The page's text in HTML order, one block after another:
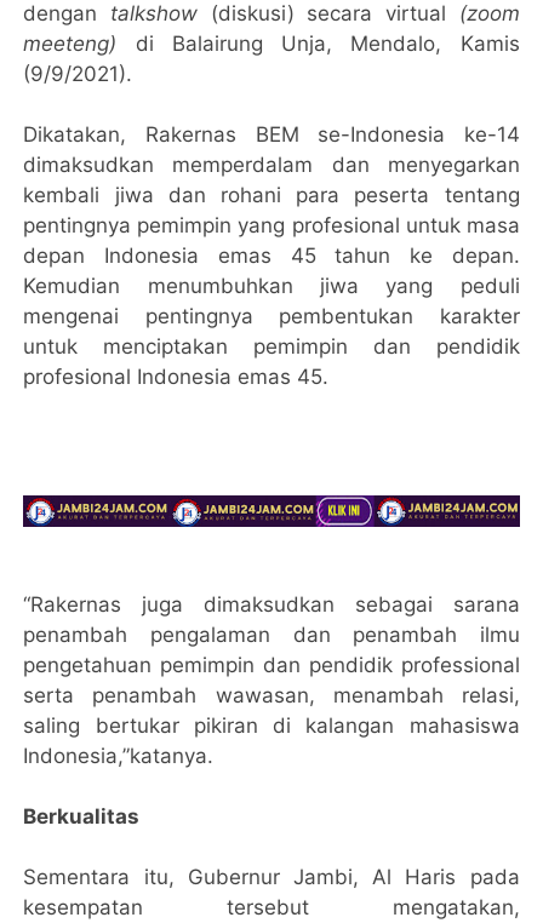
dengan talkshow (diskusi) secara virtual (zoom
meeteng) di Balairung Unja, Mendalo, Kamis
(9/9/2021).
Dikatakan, Rakernas BEM se-Indonesia ke-14
dimaksudkan memperdalam dan menyegarkan
kembali jiwa dan rohani para peserta tentang
pentingnya pemimpin yang profesional untuk masa
depan Indonesia emas 45 tahun ke depan.
Kemudian menumbuhkan jiwa yang peduli
mengenai pentingnya pembentukan karakter
untuk menciptakan pemimpin dan pendidik
profesional Indonesia emas 45.
“Rakernas juga dimaksudkan sebagai sarana
penambah pengalaman dan penambah ilmu
pengetahuan pemimpin dan pendidik professional
serta penambah wawasan, menambah relasi,
saling bertukar pikiran di kalangan mahasiswa
Indonesia,”katanya.
Berkualitas
Sementara itu, Gubernur Jambi, Al Haris pada
kesempatan tersebut mengatakan,